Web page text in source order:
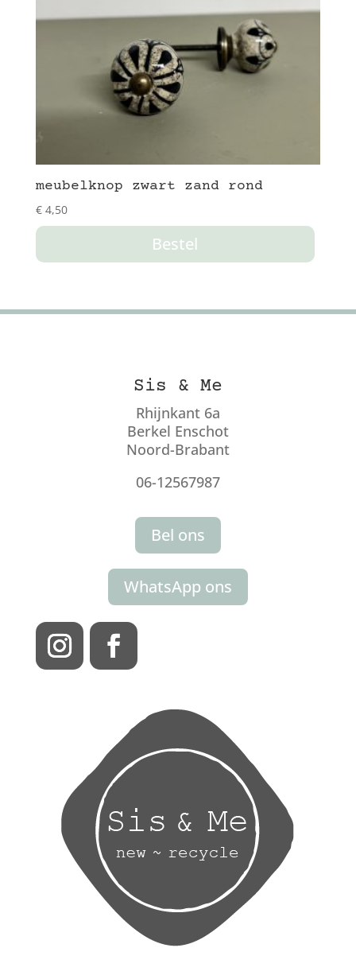
meubelknop zwart zand rond
€4,50
Bestel
Sis & Me
Rhijnkant 6a
Berkel Enschot
Noord-Brabant
06-12567987
Bel ons
WhatsApp ons